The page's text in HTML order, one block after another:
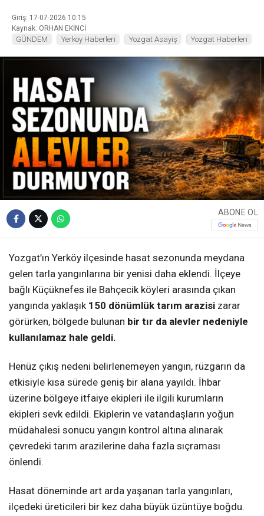
Giriş: 17-07-2026 10:15
Kaynak: ORHAN EKİNCİ
GÜNDEM Yerköy Haberleri Yozgat Asayiş Yozgat Haberleri
ABONE OL
Yozgat’ın Yerköy ilçesinde hasat sezonunda meydana
gelen tarla yangınlarına bir yenisi daha eklendi. İlçeye
bağlı Küçüknefes ile Bahçecik köyleri arasında çıkan
yangında yaklaşık 150 dönümlük tarım arazisi zarar
görürken, bölgede bulunan bir tır da alevler nedeniyle
kullanılamaz hale geldi.
Henüz çıkış nedeni belirlenemeyen yangın, rüzgarın da
etkisiyle kısa sürede geniş bir alana yayıldı. İhbar
üzerine bölgeye itfaiye ekipleri ile ilgili kurumların
ekipleri sevk edildi. Ekiplerin ve vatandaşların yoğun
müdahalesi sonucu yangın kontrol altına alınarak
çevredeki tarım arazilerine daha fazla sıçraması
önlendi.
Hasat döneminde art arda yaşanan tarla yangınları,
ilçedeki üreticileri bir kez daha büyük üzüntüye boğdu.